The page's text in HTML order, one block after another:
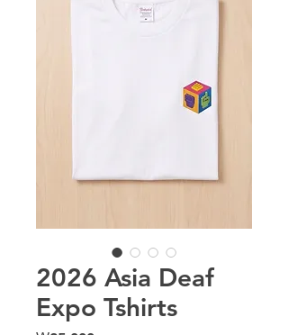
2026 Asia Deaf
Expo Tshirts